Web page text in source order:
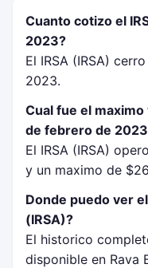
Cuanto cotizo el
2023?
El IRSA (IRSA)
2023.
Cual fue el maximo
de febrero de
El IRSA (IRSA)
y un maximo de
Donde puedo ver
(IRSA)?
El historico
disponible en Rava